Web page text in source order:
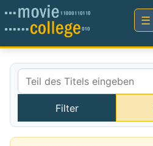
Teil des Titels eingeben
Filter